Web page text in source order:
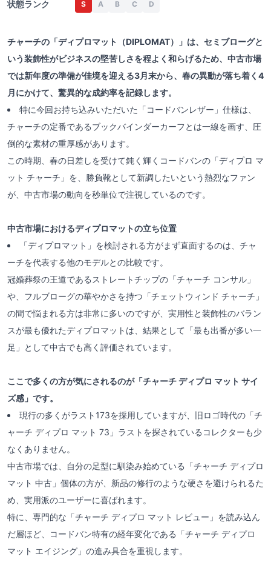
状態ランク S A B C D
チャーチの「ディプロマット（DIPLOMAT）」は、セミブローグと
いう装飾性がビジネスの堅苦しさを程よく和らげるため、中古市場
では新年度の準備が佳境を迎える3月末から、春の異動が落ち着く4
月にかけて、驚異的な成約率を記録します。
特に今回お持ち込みいただいた「コードバンレザー」仕様は、
チャーチの定番であるブックバインダーカーフとは一線を画す、圧
倒的な素材の重厚感があります。
この時期、春の日差しを受けて鈍く輝くコードバンの「ディプロ マ
ット チャーチ」を、勝負靴として新調したいという熱烈なファン
が、中古市場の動向を秒単位で注視しているのです。
中古市場におけるディプロマットの立ち位置
「ディプロマット」を検討される方がまず直面するのは、チャ
ーチを代表する他のモデルとの比較です。
冠婚葬祭の王道であるストレートチップの「チャーチ コンサル」
や、フルブローグの華やかさを持つ「チェットウィンド チャーチ」
の間で悩まれる方は非常に多いのですが、実用性と装飾性のバラン
スが最も優れたディプロマットは、結果として「最も出番が多い一
足」として中古でも高く評価されています。
ここで多くの方が気にされるのが「チャーチ ディプロ マット サイ
ズ感」です。
現行の多くがラスト173を採用していますが、旧ロゴ時代の「チ
ャーチ ディプロ マット 73」ラストを探されているコレクターも少
なくありません。
中古市場では、自分の足型に馴染み始めている「チャーチ ディプロ
マット 中古」個体の方が、新品の修行のような硬さを避けられるた
め、実用派のユーザーに喜ばれます。
特に、専門的な「チャーチ ディプロ マット レビュー」を読み込ん
だ層ほど、コードバン特有の経年変化である「チャーチ ディプロ
マット エイジング」の進み具合を重視します。